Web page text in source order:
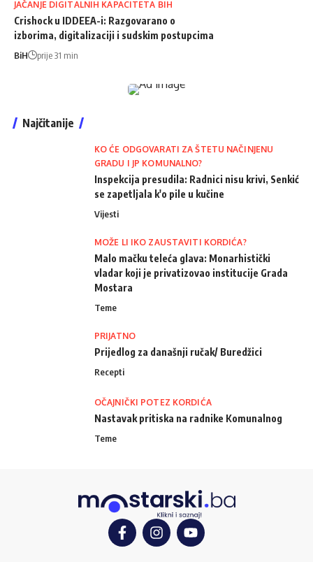
JAČANJE DIGITALNIH KAPACITETA BIH
Crishock u IDDEEA-i: Razgovarano o
izborima, digitalizaciji i sudskim postupcima
BiH prije 31 min
Najčitanije
KO ĆE ODGOVARATI ZA ŠTETU NAČINJENU
GRADU I JP KOMUNALNO?
Inspekcija presudila: Radnici nisu krivi, Senkić
se zapetljala k'o pile u kučine
Vijesti
MOŽE LI IKO ZAUSTAVITI KORDIĆA?
Malo mačku teleća glava: Monarhistički
vladar koji je privatizovao institucije Grada
Mostara
Teme
PRIJATNO
Prijedlog za današnji ručak/ Buredžici
Recepti
OČAJNIČKI POTEZ KORDIĆA
Nastavak pritiska na radnike Komunalnog
Teme